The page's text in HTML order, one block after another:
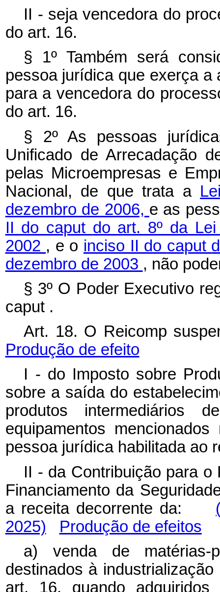
II - seja vencedora do
do art. 16.
§ 1º Também será
pessoa jurídica que exerça a
para a vencedora do
do art. 16.
§ 2º As pessoas
Unificado de Arrecadação
pelas Microempresas e
Nacional, de que trata a
dezembro de 2006, e as
II do caput do art. 8º da
2002 , e o inciso II do caput
dezembro de 2003 , não
§ 3º O Poder Executivo
caput .
Art. 18. O Reicomp
Produção de efeito
I - do Imposto sobre
sobre a saída do
produtos intermediários
equipamentos
pessoa jurídica habilitada ao
II - da Contribuição para
Financiamento da
a receita decorrente da:
2025)
Produção de efeitos
a) venda de matérias-
destinados à
art. 16, quando